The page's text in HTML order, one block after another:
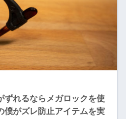
ずれるならメガロックを使
僕がズレ防止アイテムを実